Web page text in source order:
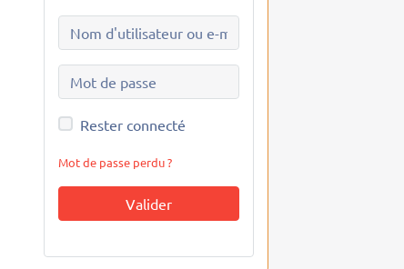
Rester connecté
Mot de passe perdu ?
Valider